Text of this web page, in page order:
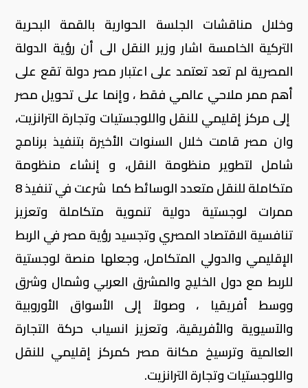
وخلال مناقشات الجلسة الحوارية بالقمة البحرية
التركية الخامسة اشار وزير النقل الى أن رؤية الدولة
المصرية لم تعد تعتمد على اعتبار مصر دولة تقع على
أهم ممر ملاحي عالمي فقط ، وإنما على تحويل مصر
إلى مركز إقليمي للنقل واللوجستيات وتجارة الترانزيت،
وان مصر قامت خلال السنوات الأخيرة بتنفيذ برنامج
شامل لتطوير منظومة النقل، و إنشاء منظومة
متكاملة للنقل متعدد الوسائط كما شرعت في تنفيذ 8
ممرات لوجستية دولية تنموية متكاملة وتعزيز
تنافسية الاقتصاد المصري وتجسيد رؤية مصر في الربط
الإقليمي والدولي المتكامل، وجعلها منصة لوجستية
للربط مع دول الخليج والمشرق العربي وشمال وشرق
ووسط أفريقيا ، وصولاً إلى الأسواق الأوروبية
والآسيوية والأفريقية، وتعزيز انسياب حركة التجارة
العالمية وترسيخ مكانة مصر كمركز إقليمي للنقل
واللوجستيات وتجارة الترانزيت.